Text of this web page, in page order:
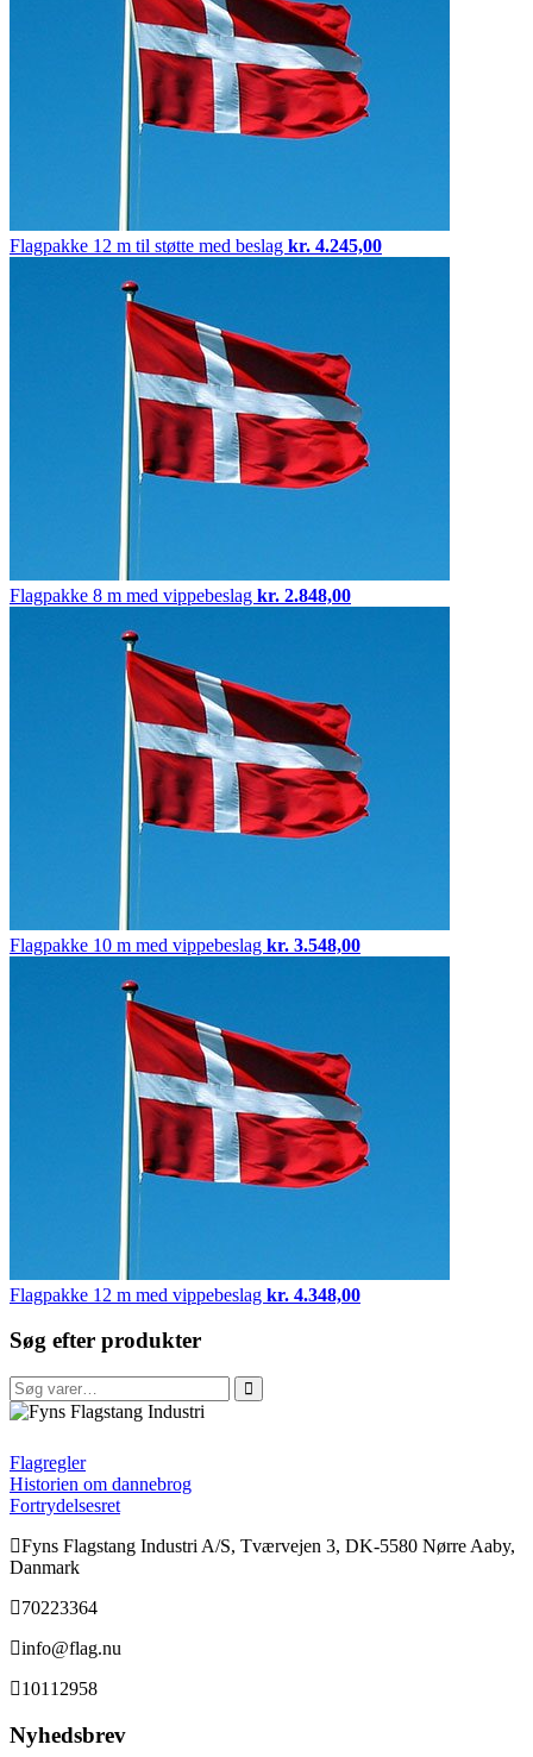
Flagpakke 12 m til støtte med beslag kr. 4.245,00
Flagpakke 8 m med vippebeslag kr. 2.848,00
Flagpakke 10 m med vippebeslag kr. 3.548,00
Flagpakke 12 m med vippebeslag kr. 4.348,00
Søg efter produkter
Søg
efter:
FFI
Flagregler
Historien om dannebrog
Fortrydelsesret
Fyns Flagstang Industri A/S, Tværvejen 3, DK-5580 Nørre Aaby,
Danmark
70223364
info@flag.nu
10112958
Nyhedsbrev